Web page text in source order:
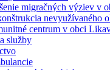
migračných výziev v
nevyužívaného
centrum v obci
služby